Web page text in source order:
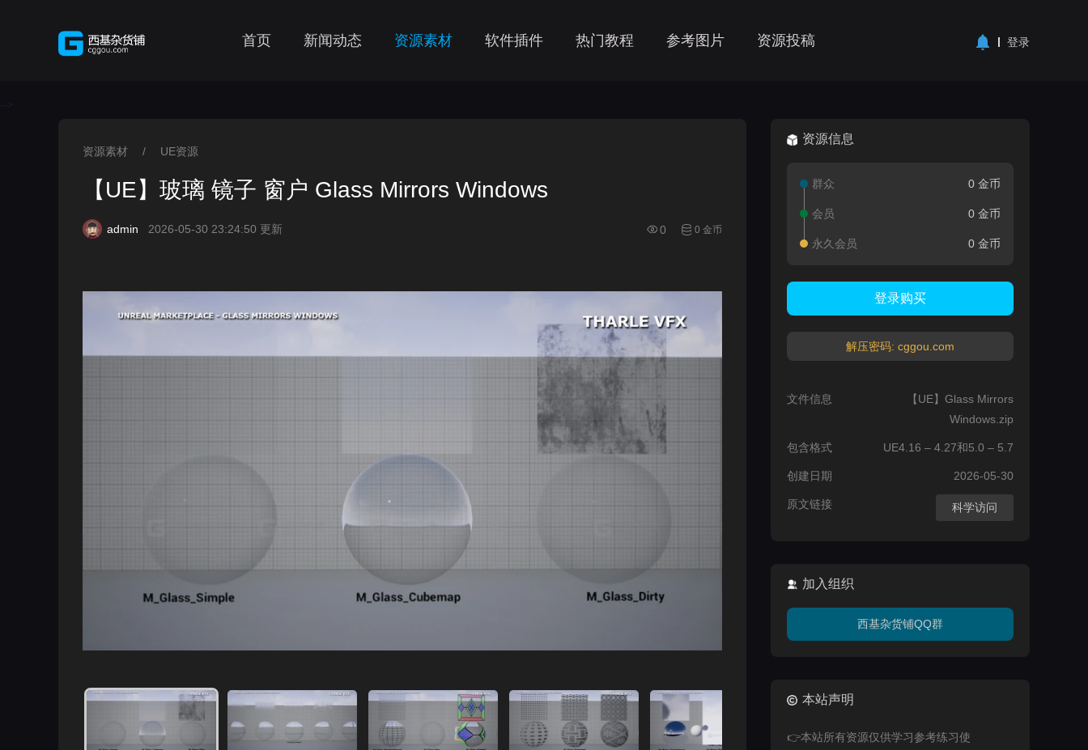
首页 新闻动态 资源素材 软件插件 热门教程 参考图片 资源投稿 登录
-->
资源素材 / UE资源
【UE】玻璃 镜子 窗户 Glass Mirrors Windows
admin 2026-05-30 23:24:50 更新 0 0 金币
资源信息
群众 0 金币
会员 0 金币
永久会员 0 金币
登录购买
解压密码: cggou.com
文件信息
【UE】Glass Mirrors
Windows.zip
包含格式 UE4.16 – 4.27和5.0 – 5.7
创建日期 2026-05-30
原文链接 科学访问
加入组织
西基杂货铺QQ群
本站声明
👉本站所有资源仅供学习参考练习使